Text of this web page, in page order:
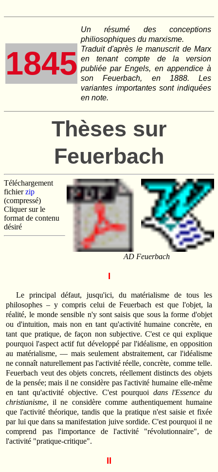
1845
Un résumé des conceptions
philiosophiques du marxisme.
Traduit d'après le manuscrit de Marx
en tenant compte de la version
publiée par Engels, en appendice à
sonFeuerbach, en 1888. Les
variantes importantes sont indiquées
en note.
Thèses sur
Feuerbach
Téléchargement
fichierzip
(compressé)
Cliquer sur le
format de contenu
désiré
AD Feuerbach
I
Le principal défaut, jusqu'ici, du matérialisme de tous les
philosophes – y compris celui de Feuerbach est que l'objet, la
réalité, le monde sensible n'y sont saisis que sous la forme d'objet
ou d'intuition, mais non en tant qu'activité humaine concrète, en
tant que pratique, de façon non subjective. C'est ce qui explique
pourquoi l'aspect actif fut développé par l'idéalisme, en opposition
au matérialisme, — mais seulement abstraitement, car l'idéalisme
ne connaît naturellement pas l'activité réelle, concrète, comme telle.
Feuerbach veut des objets concrets, réellement distincts des objets
de la pensée; mais il ne considère pas l'activité humaine elle-même
en tant qu'activité objective. C'est pourquoi dans l'Essence du
christianisme, il ne considère comme authentiquement humaine
que l'activité théorique, tandis que la pratique n'est saisie et fixée
par lui que dans sa manifestation juive sordide. C'est pourquoi il ne
comprend pas l'importance de l'activité "révolutionnaire", de
l'activité "pratique-critique".
II